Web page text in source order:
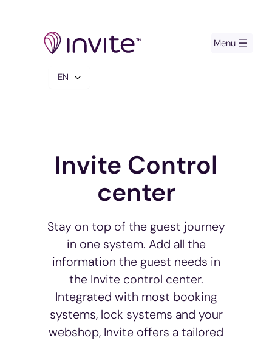
content
Choose
Invite Control
center
Stay on top of the guest journey
in one system. Add all the
information the guest needs in
the Invite control center.
Integrated with most booking
systems, lock systems and your
webshop, Invite offers a tailored